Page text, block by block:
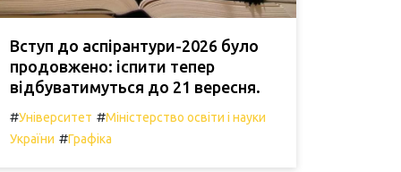
Вступ до аспірантури-2026 було
продовжено: іспити тепер
відбуватимуться до 21 вересня.
#Університет #Міністерство освіти і науки
України #Графіка